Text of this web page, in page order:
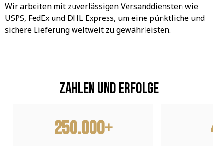
Wir arbeiten mit zuverlässigen Versanddiensten wie
USPS, FedEx und DHL Express, um eine pünktliche und
sichere Lieferung weltweit zu gewährleisten.
Zahlen und Erfolge
250.000+